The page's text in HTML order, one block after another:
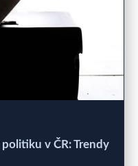
v ČR: Trendy